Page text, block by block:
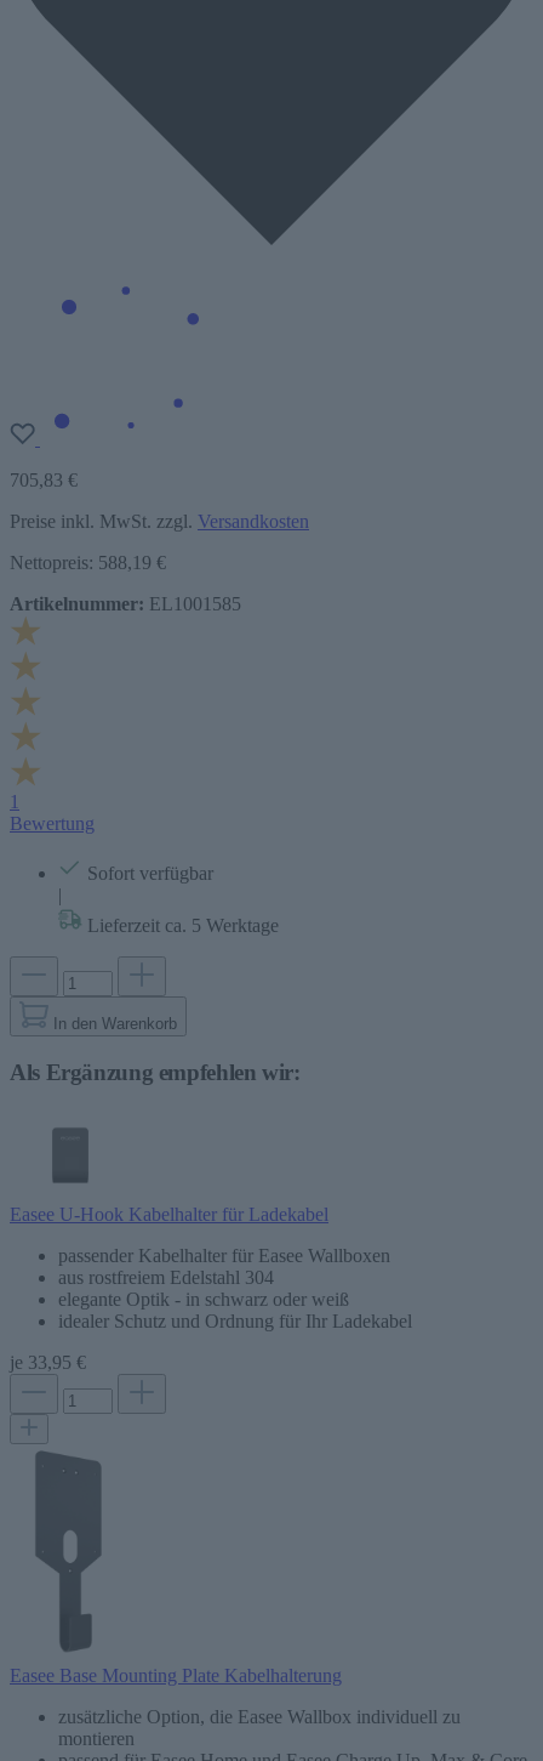
705,83 €
Preise inkl. MwSt. zzgl. Versandkosten
Nettopreis: 588,19 €
Artikelnummer: EL1001585
1
Bewertung
Sofort verfügbar
|
Lieferzeit ca. 5 Werktage
In den Warenkorb
Als Ergänzung empfehlen wir:
Easee U-Hook Kabelhalter für Ladekabel
passender Kabelhalter für Easee Wallboxen
aus rostfreiem Edelstahl 304
elegante Optik - in schwarz oder weiß
idealer Schutz und Ordnung für Ihr Ladekabel
je 33,95 €
Easee Base Mounting Plate Kabelhalterung
zusätzliche Option, die Easee Wallbox individuell zu
montieren